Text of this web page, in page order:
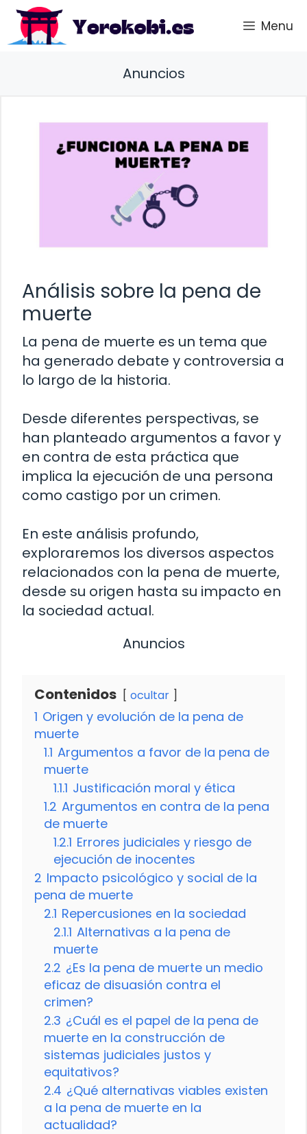
Saltar
contenido
Menu
Anuncios
Análisis sobre la pena de
muerte
La pena de muerte es un tema que
ha generado debate y controversia a
lo largo de la historia.
Desde diferentes perspectivas, se
han planteado argumentos a favor y
en contra de esta práctica que
implica la ejecución de una persona
como castigo por un crimen.
En este análisis profundo,
exploraremos los diversos aspectos
relacionados con la pena de muerte,
desde su origen hasta su impacto en
la sociedad actual.
Anuncios
Contenidos ocultar
1 Origen y evolución de la pena de
muerte
1.1 Argumentos a favor de la pena de
muerte
1.1.1 Justificación moral y ética
1.2 Argumentos en contra de la pena
de muerte
1.2.1 Errores judiciales y riesgo de
ejecución de inocentes
2 Impacto psicológico y social de la
pena de muerte
2.1 Repercusiones en la sociedad
2.1.1 Alternativas a la pena de
muerte
2.2 ¿Es la pena de muerte un medio
eficaz de disuasión contra el
crimen?
2.3 ¿Cuál es el papel de la pena de
muerte en la construcción de
sistemas judiciales justos y
equitativos?
2.4 ¿Qué alternativas viables existen
a la pena de muerte en la
actualidad?